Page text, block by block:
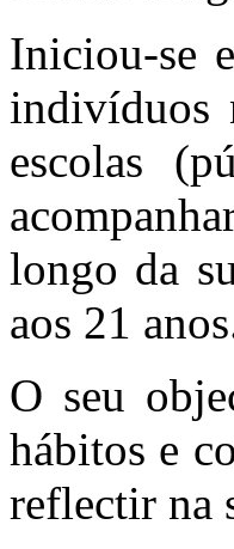
Iniciou-se
indivíduos
escolas
longo da
aos 21
O seu
hábitos e
reflectir na